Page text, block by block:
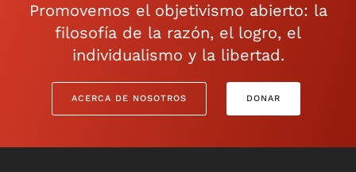
Promovemos el objetivismo abierto: la
filosofía de la razón, el logro, el
individualismo y la libertad.
ACERCA DE NOSOTROS DONAR